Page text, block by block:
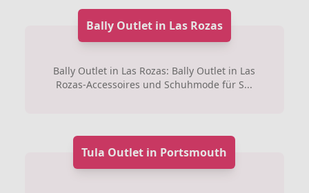
Bally Outlet in Las Rozas
Bally Outlet in Las Rozas: Bally Outlet in Las
Rozas-Accessoires und Schuhmode für S...
Tula Outlet in Portsmouth